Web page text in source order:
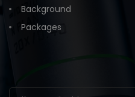
Background
Packages